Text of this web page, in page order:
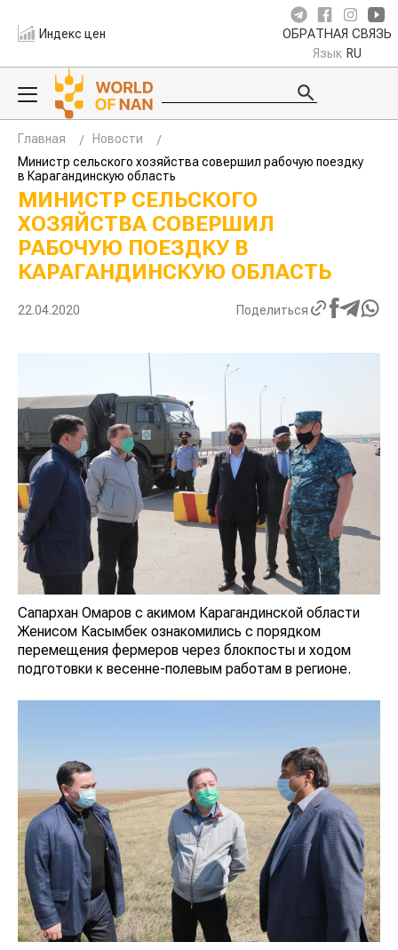
Индекс цен ОБРАТНАЯ СВЯЗЬ
Язык RU
Главная
Новости
Министр сельского хозяйства совершил рабочую поездку
в Карагандинскую область
МИНИСТР СЕЛЬСКОГО
ХОЗЯЙСТВА СОВЕРШИЛ
РАБОЧУЮ ПОЕЗДКУ В
КАРАГАНДИНСКУЮ ОБЛАСТЬ
22.04.2020 Поделиться
Сапархан Омаров с акимом Карагандинской области
Женисом Касымбек ознакомились с порядком
перемещения фермеров через блокпосты и ходом
подготовки к весенне-полевым работам в регионе.